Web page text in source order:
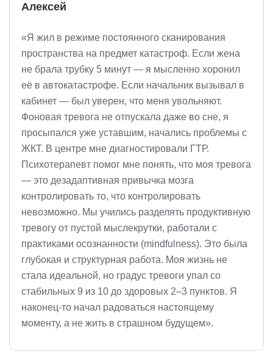
Алексей
«Я жил в режиме постоянного сканирования
пространства на предмет катастроф. Если жена
не брала трубку 5 минут — я мысленно хоронил
её в автокатастрофе. Если начальник вызывал в
кабинет — был уверен, что меня увольняют.
Фоновая тревога не отпускала даже во сне, я
просыпался уже уставшим, начались проблемы с
ЖКТ. В центре мне диагностировали ГТР.
Психотерапевт помог мне понять, что моя тревога
— это дезадаптивная привычка мозга
контролировать то, что контролировать
невозможно. Мы учились разделять продуктивную
тревогу от пустой мыслекрутки, работали с
практиками осознанности (mindfulness). Это была
глубокая и структурная работа. Моя жизнь не
стала идеальной, но градус тревоги упал со
стабильных 9 из 10 до здоровых 2–3 пунктов. Я
наконец-то начал радоваться настоящему
моменту, а не жить в страшном будущем».